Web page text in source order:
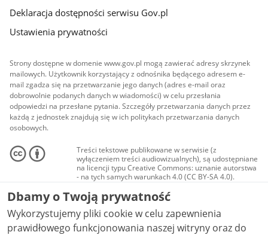
Deklaracja dostępności serwisu Gov.pl
Ustawienia prywatności
Strony dostępne w domenie www.gov.pl mogą zawierać adresy skrzynek
mailowych. Użytkownik korzystający z odnośnika będącego adresem e-
mail zgadza się na przetwarzanie jego danych (adres e-mail oraz
dobrowolnie podanych danych w wiadomości) w celu przesłania
odpowiedzi na przesłane pytania. Szczegóły przetwarzania danych przez
każdą z jednostek znajdują się w ich politykach przetwarzania danych
osobowych.
Treści tekstowe publikowane w serwisie (z
wyłączeniem treści audiowizualnych), są udostępniane
na licencji typu Creative Commons: uznanie autorstwa
- na tych samych warunkach 4.0 (CC BY-SA 4.0).
Materiały audiowizualne, w tym zdjęcia, materiały
audio i wideo, są udostępniane na licencji typu
Creative Commons: uznanie autorstwa użycie
niekomercyjne - bez utworów zależnych 4.0 (CC BY-
NC-ND 4.0), o ile nie jest to stwierdzone inaczej.
Dbamy o Twoją prywatność
Wykorzystujemy pliki cookie w celu zapewnienia
prawidłowego funkcjonowania naszej witryny oraz do